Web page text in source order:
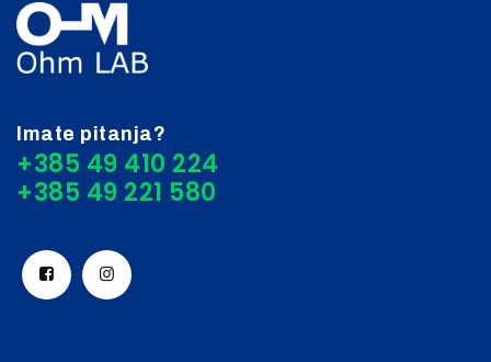
Imate pitanja?
+385 49 410 224